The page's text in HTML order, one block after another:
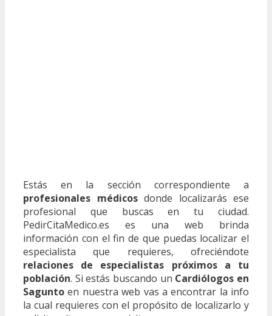
Estás en la sección correspondiente a
profesionales médicosdonde localizarás ese
profesional que buscas en tu ciudad.
PedirCitaMedico.es es una web brinda
información con el fin de que puedas localizar el
especialista que requieres, ofreciéndote
relaciones de especialistas próximos a tu
población. Si estás buscando un Cardiólogos en
Sagunto en nuestra web vas a encontrar la info
la cual requieres con el propósito de localizarlo y